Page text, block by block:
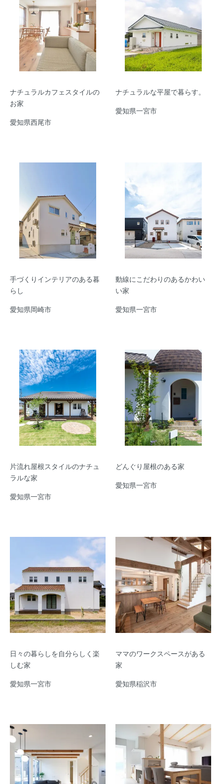
ナチュラルカフェスタイルの
お家
愛知県西尾市
ナチュラルな平屋で暮らす。
愛知県一宮市
手づくりインテリアのある暮
らし
愛知県岡崎市
動線にこだわりのあるかわい
い家
愛知県一宮市
片流れ屋根スタイルのナチュ
ラルな家
愛知県一宮市
どんぐり屋根のある家
愛知県一宮市
日々の暮らしを自分らしく楽
しむ家
愛知県一宮市
ママのワークスペースがある
家
愛知県稲沢市